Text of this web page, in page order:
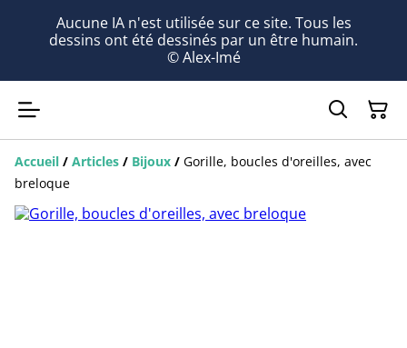
Aucune IA n'est utilisée sur ce site. Tous les
dessins ont été dessinés par un être humain.
© Alex-Imé
Accueil / Articles / Bijoux / Gorille, boucles d'oreilles, avec
breloque